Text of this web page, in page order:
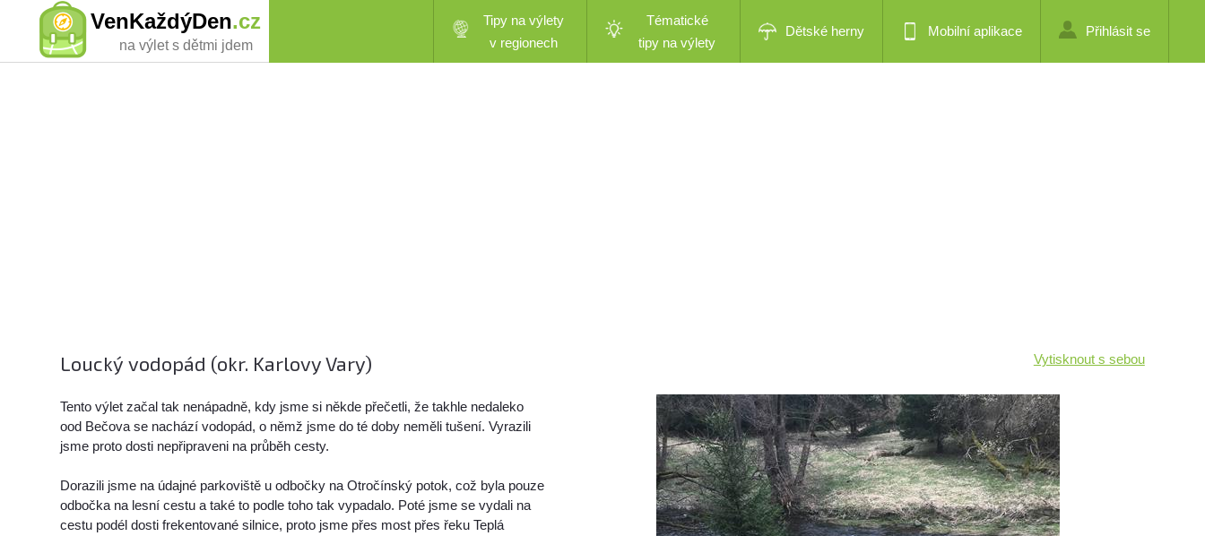
VenKaždýDen.cz
na výlet s dětmi jdem
Tipy na výlety
v regionech
Tématické
tipy na výlety
Dětské herny Mobilní aplikace Přihlásit se
Loucký vodopád (okr. Karlovy Vary) Vytisknout s sebou
Tento výlet začal tak nenápadně, kdy jsme si někde přečetli, že takhle nedaleko
ood Bečova se nachází vodopád, o němž jsme do té doby neměli tušení. Vyrazili
jsme proto dosti nepřipraveni na průběh cesty.
Dorazili jsme na údajné parkoviště u odbočky na Otročínský potok, což byla pouze
odbočka na lesní cestu a také to podle toho tak vypadalo. Poté jsme se vydali na
cestu podél dosti frekentované silnice, proto jsme přes most přes řeku Teplá